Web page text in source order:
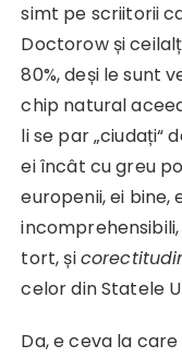
simt pe scriitorii
Doctorow și
80%, deși le sunt
chip natural
li se par „ciudați“
ei încât cu greu
europenii, ei bine,
tort, și
celor din Statele
Da, e ceva la